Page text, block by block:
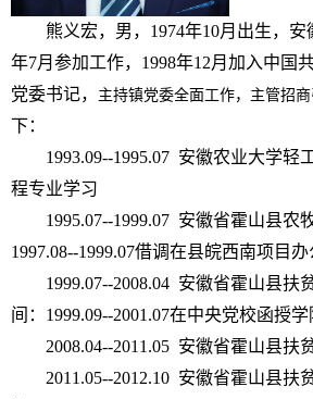
熊义宏，男， 1974年10月出生，
年7月参加工作，1998年12月加入中国
党委书记，
主持镇党委全面工作，主管招商
下：
1993.09--1995.07 安徽农业大学轻
程专业学习
1995.07--1999.07 安徽省霍山县农牧
1997.08--1999.07借调在县皖西南项目办
1999.07--2008.04 安徽省霍山县扶
间：1999.09--2001.07在中央党校函授学
2008.04--2011.05 安徽省霍山县扶
2011.05--2012.10 安徽省霍山县扶